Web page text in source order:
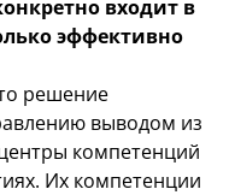
входит в
эффективно
решение
выводом из
компетенций
Их компетенции